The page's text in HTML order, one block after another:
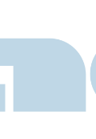
CNAI